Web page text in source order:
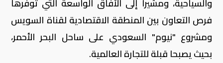
والسياحية، ومشيراً إلى الآفاق الواسعة التي توفرها
فرص التعاون بين المنطقة الاقتصادية لقناة السويس
ومشروع "نيوم" السعودي على ساحل البحر الأحمر،
بحيث يصبحا قبلة للتجارة العالمية.